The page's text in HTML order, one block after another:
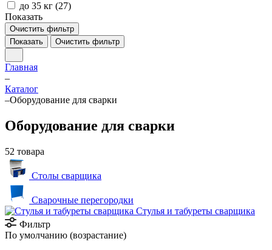
до 35 кг (27)
Показать
Очистить фильтр
Показать
Очистить фильтр
Главная
–
Каталог
–Оборудование для сварки
Оборудование для сварки
52 товара
Столы сварщика
Сварочные перегородки
Стулья и табуреты сварщика
Фильтр
По умолчанию (возрастание)